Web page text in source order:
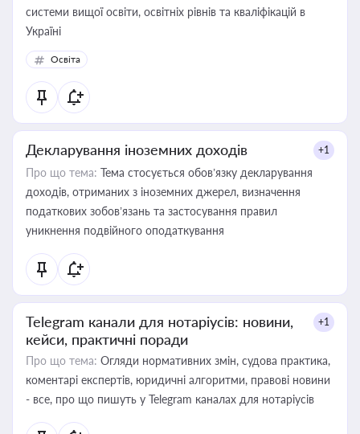
системи вищої освіти, освітніх рівнів та кваліфікацій в
Україні
Освіта
Декларування іноземних доходів +1
Про що тема: Тема стосується обов’язку декларування
доходів, отриманих з іноземних джерел, визначення
податкових зобов’язань та застосування правил
уникнення подвійного оподаткування
Telegram канали для нотаріусів: новини,
кейси, практичні поради
+1
Про що тема: Огляди нормативних змін, судова практика,
коментарі експертів, юридичні алгоритми, правові новини
- все, про що пишуть у Telegram каналах для нотаріусів